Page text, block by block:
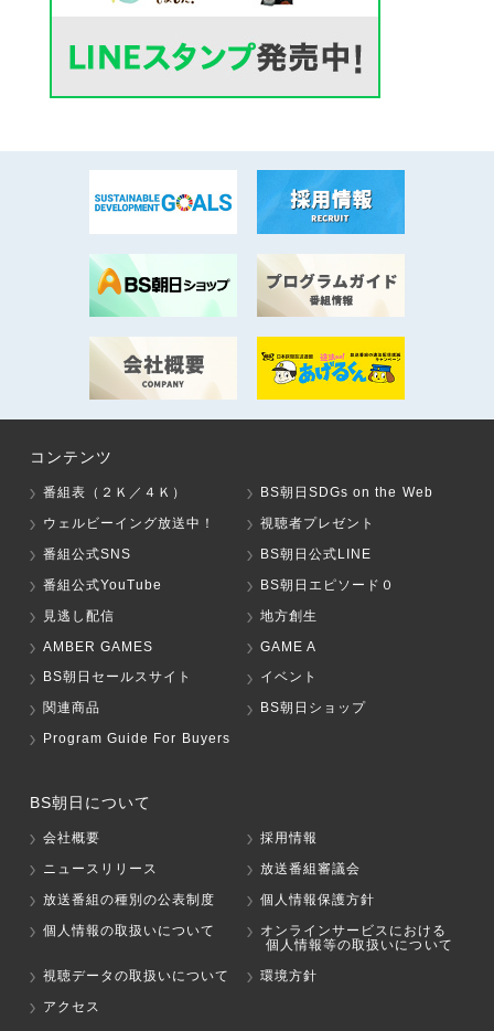
コンテンツ
番組表（２Ｋ／４Ｋ）
BS朝日SDGs on the Web
ウェルビーイング放送中！
視聴者プレゼント
番組公式SNS
BS朝日公式LINE
番組公式YouTube
BS朝日エピソード０
見逃し配信
地方創生
AMBER GAMES
GAME A
BS朝日セールスサイト
イベント
関連商品
BS朝日ショップ
Program Guide For Buyers
BS朝日について
会社概要
採用情報
ニュースリリース
放送番組審議会
放送番組の種別の公表制度
個人情報保護方針
個人情報の取扱いについて
オンラインサービスにおける
個人情報等の取扱いについて
視聴データの取扱いについて
環境方針
アクセス